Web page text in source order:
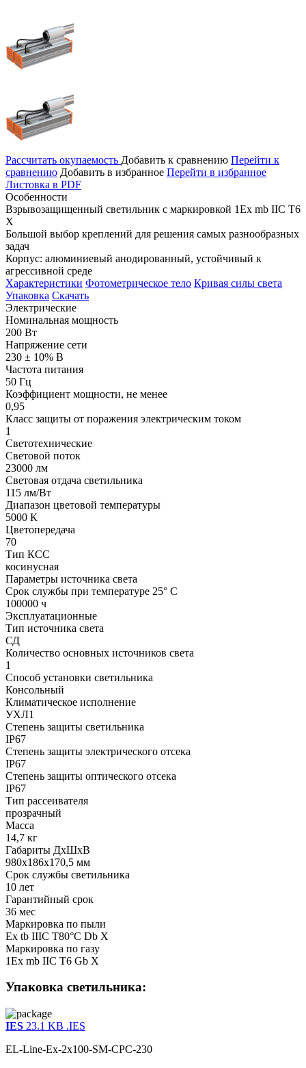
Рассчитать окупаемость Добавить к сравнению Перейти к
сравнению Добавить в избранное Перейти в избранное
Листовка в PDF
Особенности
Взрывозащищенный светильник с маркировкой 1Ex mb IIС T6
X
Большой выбор креплений для решения самых разнообразных
задач
Корпус: алюминиевый анодированный, устойчивый к
агрессивной среде
Характеристики Фотометрическое тело Кривая силы света
Упаковка Скачать
Электрические
Номинальная мощность
200 Вт
Напряжение сети
230 ± 10% В
Частота питания
50 Гц
Коэффициент мощности, не менее
0,95
Класс защиты от поражения электрическим током
1
Светотехнические
Световой поток
23000 лм
Световая отдача светильника
115 лм/Вт
Диапазон цветовой температуры
5000 К
Цветопередача
70
Тип КСС
косинусная
Параметры источника света
Срок службы при температуре 25° С
100000 ч
Эксплуатационные
Тип источника света
СД
Количество основных источников света
1
Способ установки светильника
Консольный
Климатическое исполнение
УХЛ1
Степень защиты светильника
IP67
Степень защиты электрического отсека
IP67
Степень защиты оптического отсека
IP67
Тип рассеивателя
прозрачный
Масса
14,7 кг
Габариты ДхШхВ
980x186x170,5 мм
Срок службы светильника
10 лет
Гарантийный срок
36 мес
Маркировка по пыли
Ex tb IIIC T80°С Db X
Маркировка по газу
1Ex mb IIC T6 Gb X
Упаковка светильника:
IES 23.1 KB .IES
EL-Line-Ex-2x100-SM-CPC-230